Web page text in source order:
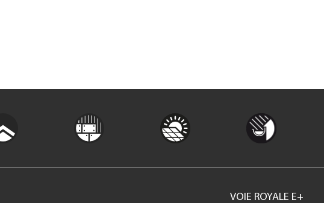
VOIE ROYALE E+